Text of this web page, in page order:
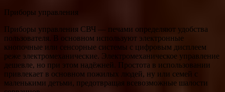
Приборы управления
Приборы управления СВЧ — печами определяют удобства
пользователя. В основном используют электронные
кнопочные или сенсорные системы с цифровым дисплеем
реже электромеханические. Электромеханическое управление
дешевле, но при этом надёжней. Простота в использовании
привлекает в основном пожилых людей, ну или семей с
маленькими детьми, предотвращая всевозможные шалости